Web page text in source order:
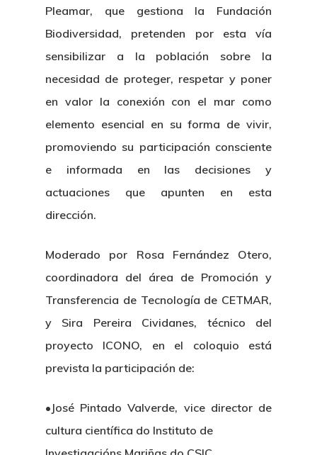
Pleamar, que gestiona la Fundación
Biodiversidad, pretenden por esta vía
sensibilizar a la población sobre la
necesidad de proteger, respetar y poner
en valor la conexión con el mar como
elemento esencial en su forma de vivir,
promoviendo su participación consciente
e informada en las decisiones y
actuaciones que apunten en esta
dirección.
Moderado por Rosa Fernández Otero,
coordinadora del área de Promoción y
Transferencia de Tecnología de CETMAR,
y Sira Pereira Cividanes, técnico del
proyecto ICONO, en el coloquio está
prevista la participación de:
•José Pintado Valverde, vice director de
cultura científica do Instituto de